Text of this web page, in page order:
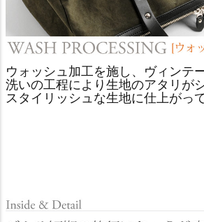
ウォッシュ加工を施し、ヴィンテ
洗いの工程により生地のアタリが
スタイリッシュな生地に仕上がっ